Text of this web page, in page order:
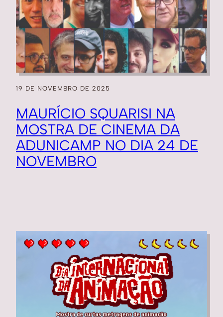
19 DE NOVEMBRO DE 2025
MAURÍCIO SQUARISI NA
MOSTRA DE CINEMA DA
ADUNICAMP NO DIA 24 DE
NOVEMBRO